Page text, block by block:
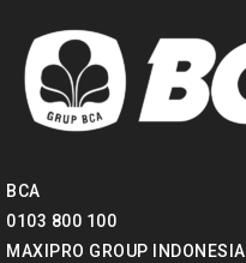
BCA
0103 800 100
MAXIPRO GROUP INDONESIA